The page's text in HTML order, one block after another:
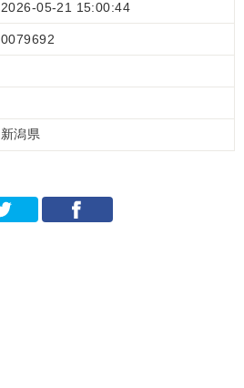
2026-05-21 15:00:44
0079692
新潟県